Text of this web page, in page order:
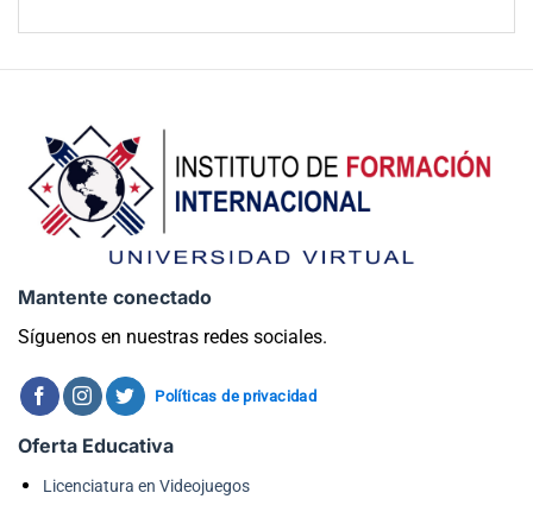
Oferta Educativa
Licenciatura en Videojuegos
Mantente conectado
Síguenos en nuestras redes sociales.
Políticas de privacidad